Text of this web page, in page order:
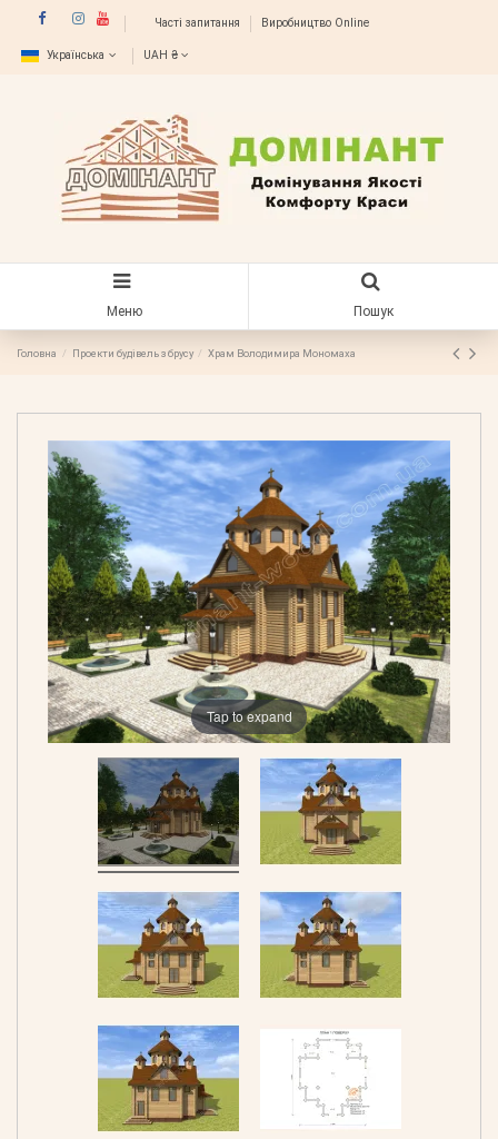
Часті запитання Виробництво Online
Українська UAH ₴
Меню Пошук
Головна Проекти будівель з брусу Храм Володимира Мономаха
Tap to expand